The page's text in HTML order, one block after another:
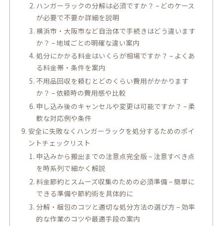
ハンガーラックの分解は必須ですか？ – どのケース
が必要で不要か詳細を説明
横浜市・大阪市など自治体で手続きはどう違います
か？ – 地域ごとの明確な違い案内
処分にかかる料金はいくらが相場ですか？ – よくあ
る料金帯・条件を案内
不用品回収を頼むとどのくらい費用がかかります
か？ – 依頼時の費用感や比較
申し込み後のキャンセルや変更は可能ですか？ – 柔
軟な対応例や条件
安全に失敗なくハンガーラックを処分するためのポイ
ントチェックリスト
申込みから搬出までの注意点完全版 – 注意すべき点
を時系列で細かく解説
料金節約とスムーズ収集のための必須準備 – 簡単に
できる準備や節約術を具体的に
分解・梱包のコツと適切な処分方法の選び方 – 効率
的な作業のコツや最適手段の案内